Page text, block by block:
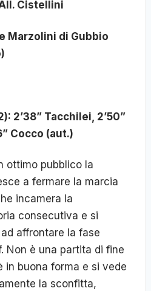
Cistellini
Marzolini di Gubbio
2’38” Tacchilei, 2’50”
Cocco (aut.)
pubblico la
a fermare la marcia
incamera la
consecutiva e si
affrontare la fase
Non è una partita di fine
in buona forma e si vede
la sconfitta,